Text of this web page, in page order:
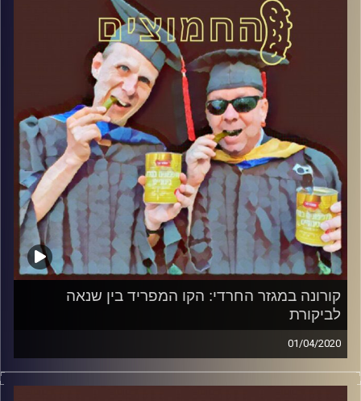
והפעם: מדוע תומכי טרור מצילים את סבתא בטיפול נמרץ
קרדיט תמונות:AudioVersity
קורונה במגזר החרדי: הקו המפריד בין שנאה
לביקורת
01/04/2020
החמוצים – בפעם השלישית.